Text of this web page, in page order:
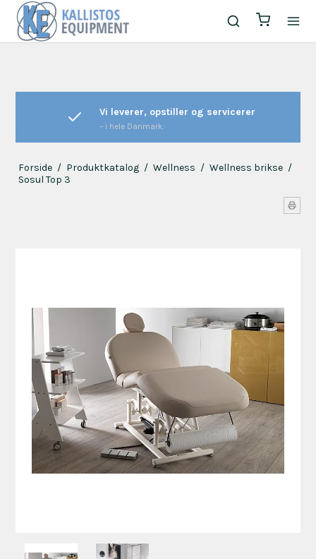
Vi leverer, opstiller og servicerer
– i hele Danmark.
Forside / Produktkatalog / Wellness / Wellness brikse /
Sosul Top 3